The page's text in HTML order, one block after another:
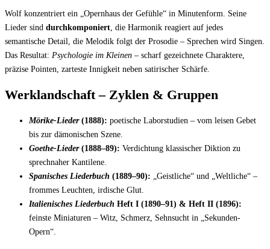
Wolf konzentriert ein „Opernhaus der Gefühle“ in Minutenform. Seine
Lieder sind durchkomponiert , die Harmonik reagiert auf jedes
semantische Detail, die Melodik folgt der Prosodie – Sprechen wird Singen.
Das Resultat: Psychologie im Kleinen – scharf gezeichnete Charaktere,
präzise Pointen, zarteste Innigkeit neben satirischer Schärfe.
Werklandschaft – Zyklen & Gruppen
Mörike-Lieder(1888): poetische Laborstudien – vom leisen Gebet
bis zur dämonischen Szene.
Goethe-Lieder(1888–89): Verdichtung klassischer Diktion zu
sprechnaher Kantilene.
Spanisches Liederbuch (1889–90): „Geistliche“ und „Weltliche“ –
frommes Leuchten, irdische Glut.
Italienisches Liederbuch Heft I (1890–91) & Heft II (1896):
feinste Miniaturen – Witz, Schmerz, Sehnsucht in „Sekunden-
Opern“.